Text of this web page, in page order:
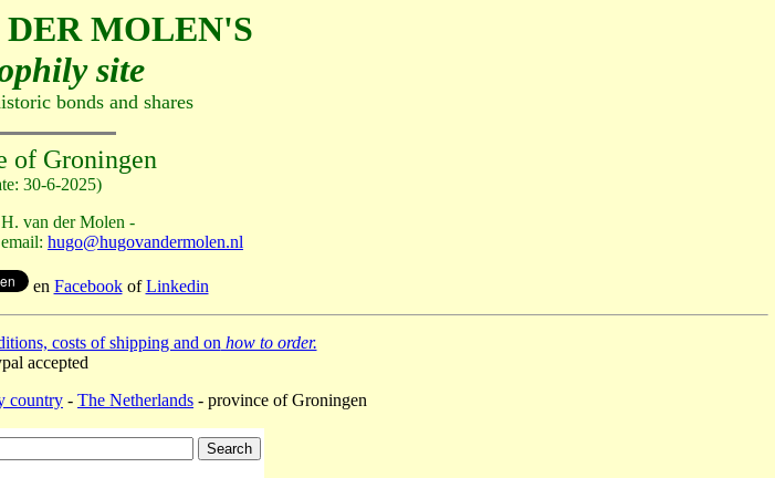
MOLEN'S
site
bonds and shares
of Groningen
30-6-2025)
van der Molen -
hugo@hugovandermolen.nl
en FacebookofLinkedin
costs of shipping and on how to order.
accepted
country - The Netherlands - province of Groningen